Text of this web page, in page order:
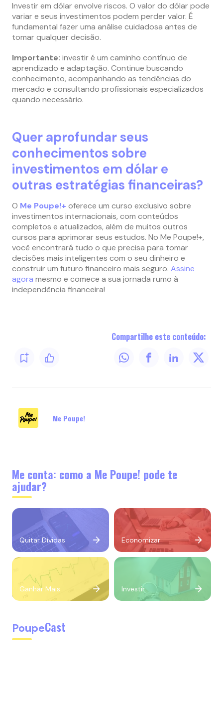
Investir em dólar envolve riscos. O valor do dólar pode
variar e seus investimentos podem perder valor. É
fundamental fazer uma análise cuidadosa antes de
tomar qualquer decisão.
Importante: investir é um caminho contínuo de
aprendizado e adaptação. Continue buscando
conhecimento, acompanhando as tendências do
mercado e consultando profissionais especializados
quando necessário.
Quer aprofundar seus
conhecimentos sobre
investimentos em dólar e
outras estratégias financeiras?
O Me Poupe!+ oferece um curso exclusivo sobre
investimentos internacionais, com conteúdos
completos e atualizados, além de muitos outros
cursos para aprimorar seus estudos. No Me Poupe!+,
você encontrará tudo o que precisa para tomar
decisões mais inteligentes com o seu dinheiro e
construir um futuro financeiro mais seguro. Assine
agora mesmo e comece a sua jornada rumo à
independência financeira!
Compartilhe este conteúdo:
Me Poupe!
Me conta: como a Me Poupe! pode te
ajudar?
Quitar Dívidas Economizar
Ganhar Mais Investir
PoupeCast